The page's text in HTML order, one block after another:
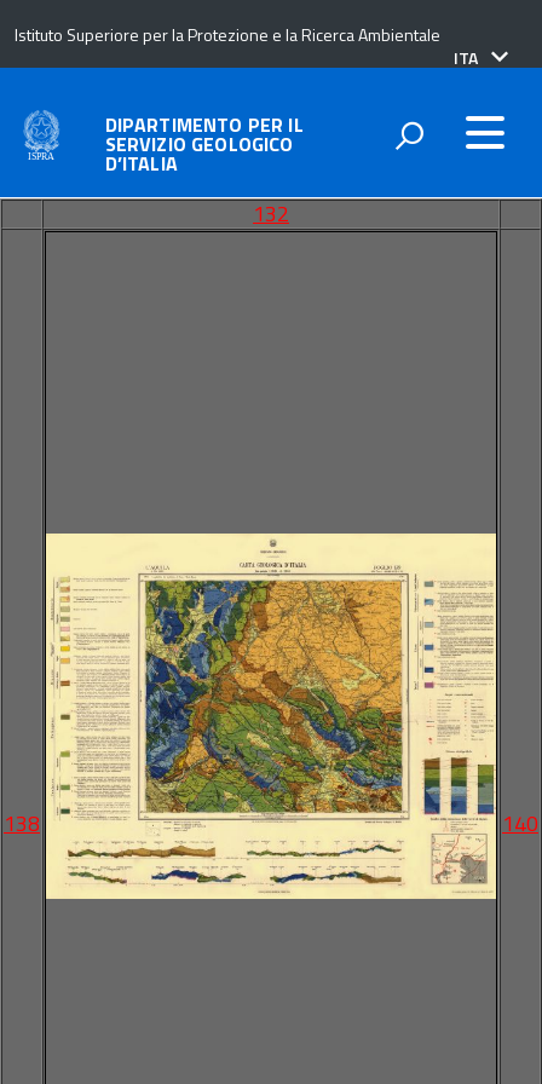
Istituto Superiore per la Protezione e la Ricerca Ambientale
lingua
ITA
DIPARTIMENTO PER IL
SERVIZIO GEOLOGICO
D’ITALIA
132
138 140